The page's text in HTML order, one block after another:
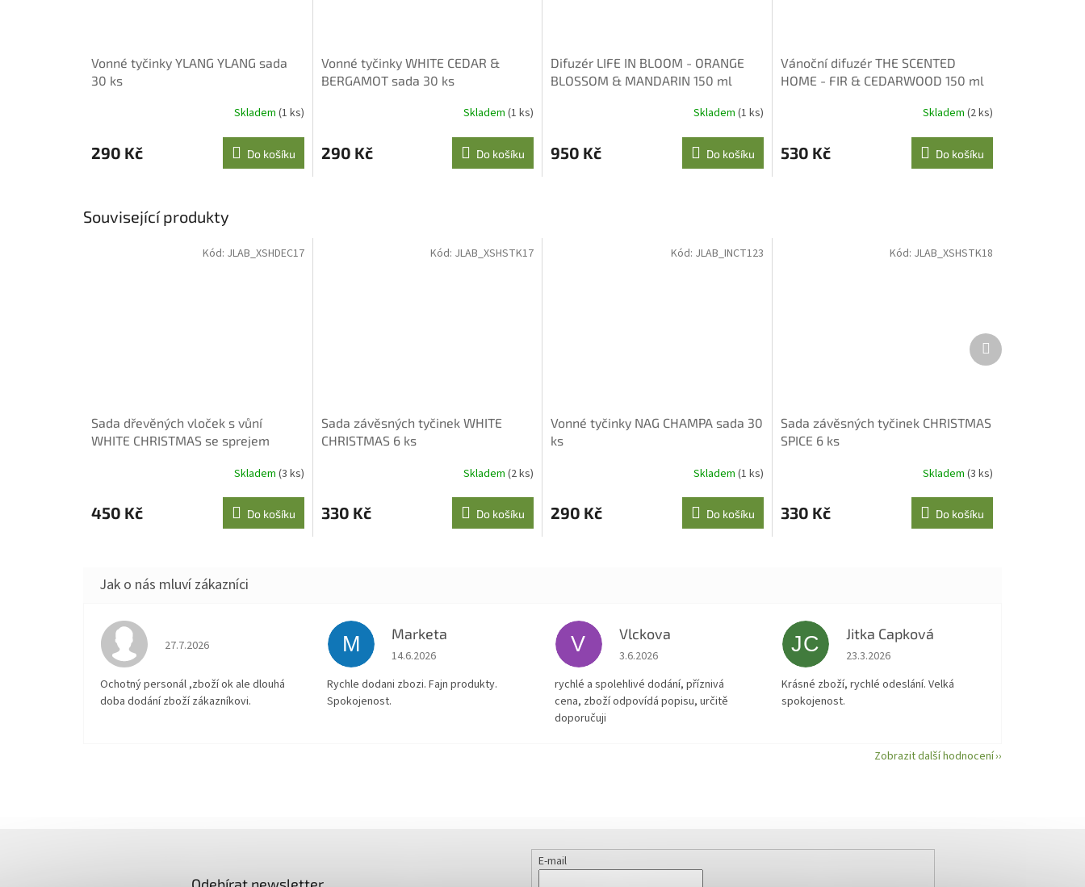
Vonné tyčinky YLANG YLANG sada
30 ks
Skladem (1 ks)
290 Kč Do košíku
Vonné tyčinky WHITE CEDAR &
BERGAMOT sada 30 ks
Skladem (1 ks)
290 Kč Do košíku
Difuzér LIFE IN BLOOM - ORANGE
BLOSSOM & MANDARIN 150 ml
Skladem (1 ks)
950 Kč Do košíku
Vánoční difuzér THE SCENTED
HOME - FIR & CEDARWOOD 150 ml
Skladem (2 ks)
530 Kč Do košíku
Související produkty
Sada dřevěných vloček s vůní
WHITE CHRISTMAS se sprejem
Skladem (3 ks)
450 Kč Do košíku
Kód: JLAB_XSHDEC17
Sada závěsných tyčinek WHITE
CHRISTMAS 6 ks
Skladem (2 ks)
330 Kč Do košíku
Kód: JLAB_XSHSTK17
Vonné tyčinky NAG CHAMPA sada 30
ks
Skladem (1 ks)
290 Kč Do košíku
Kód: JLAB_INCT123
Sada závěsných tyčinek CHRISTMAS
SPICE 6 ks
Skladem (3 ks)
330 Kč Do košíku
Kód: JLAB_XSHSTK18
Další
produkt
Hodnocení obchodu je 4 z 5 hvězdiček.
27.7.2026
Ochotný personál ,zboží ok ale dlouhá
doba dodání zboží zákazníkovi.
M Marketa
Hodnocení obchodu je 5 z 5 hvězdiček.
14.6.2026
Rychle dodani zbozi. Fajn produkty.
Spokojenost.
V Vlckova
Hodnocení obchodu je 5 z 5 hvězdiček.
3.6.2026
rychlé a spolehlivé dodání, příznivá
cena, zboží odpovídá popisu, určitě
doporučuji
JC Jitka Capková
Hodnocení obchodu je 5 z 5 hvězdiček.
23.3.2026
Krásné zboží, rychlé odeslání. Velká
spokojenost.
Zobrazit další hodnocení
E-mail